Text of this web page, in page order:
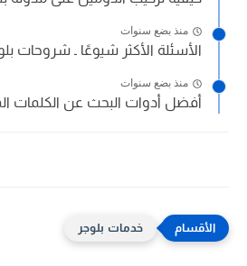
منذ بضع سنوات
الأسئلة الأكثر شيوعًا ـ شروحات
منذ بضع سنوات
أفضل أدوات البحث عن الكلمات
خدمات بلوجر